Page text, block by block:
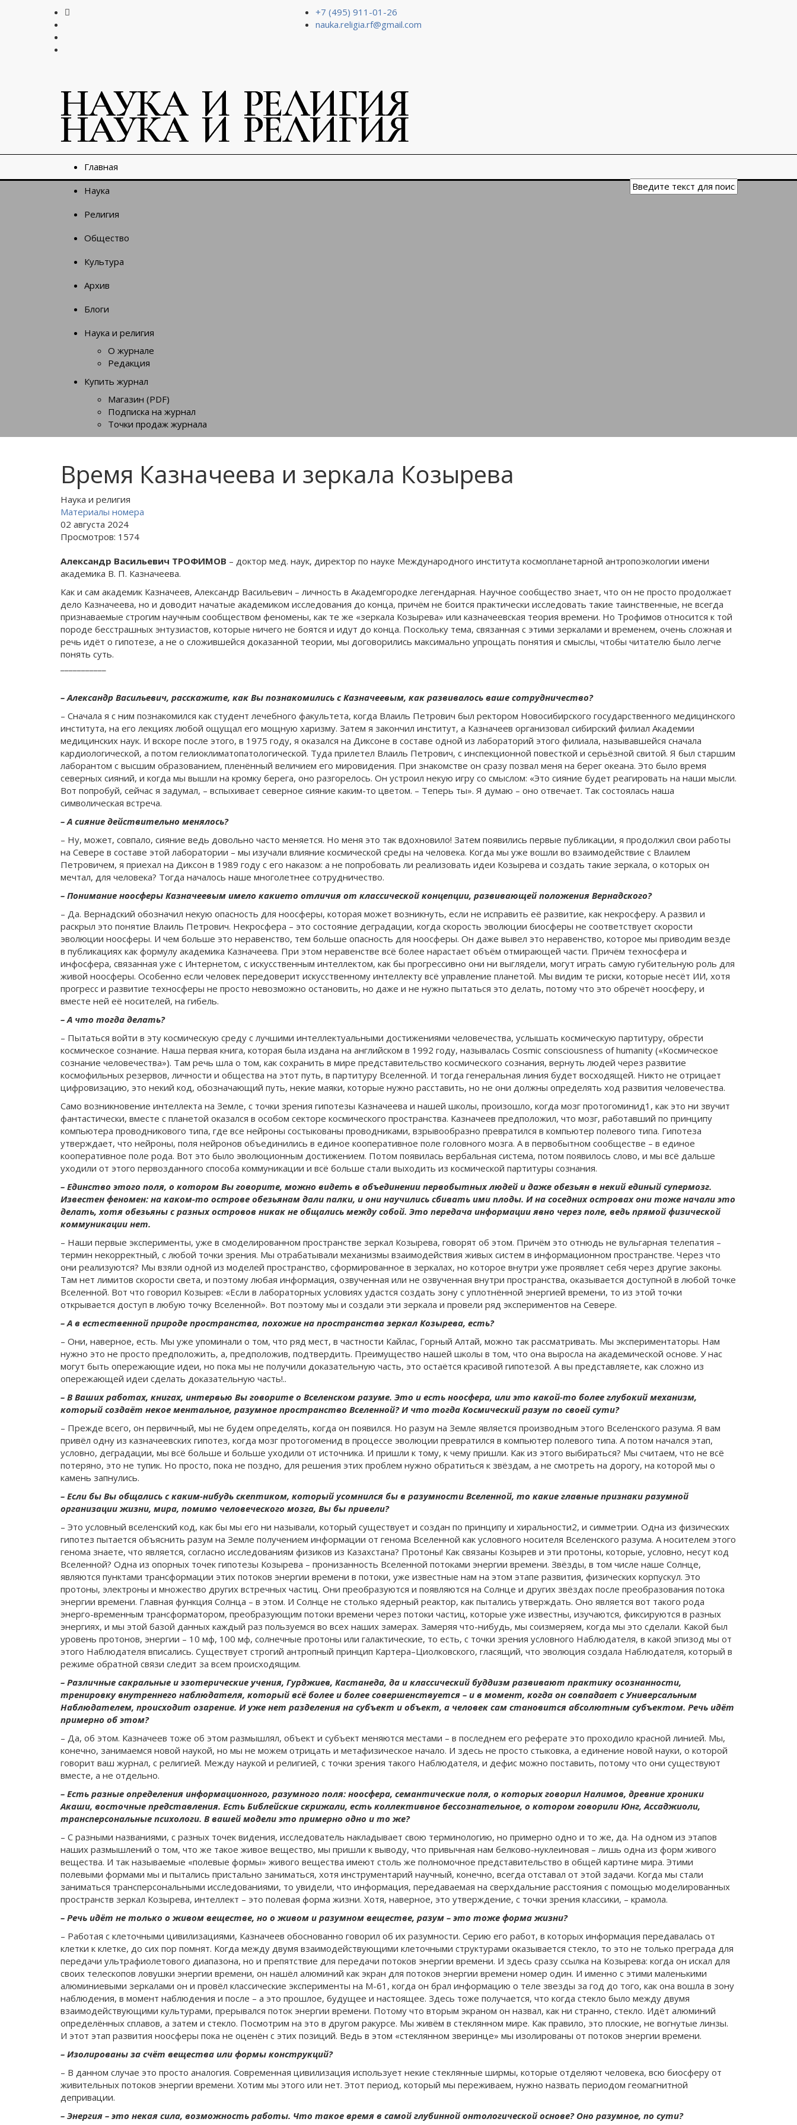
+7 (495) 911-01-26
nauka.religia.rf@gmail.com
Главная
Наука
Религия
Общество
Культура
Архив
Блоги
Наука и религия
О журнале
Редакция
Купить журнал
Магазин (PDF)
Подписка на журнал
Точки продаж журнала
Время Казначеева и зеркала Козырева
Наука и религия
Материалы номера
02 августа 2024
Просмотров: 1574
Александр Васильевич ТРОФИМОВ – доктор мед. наук, директор по науке Международного института космопланетарной антропоэкологии имени
академика В. П. Казначеева.
Как и сам академик Казначеев, Александр Васильевич – личность в Академгородке легендарная. Научное сообщество знает, что он не просто продолжает
дело Казначеева, но и доводит начатые академиком исследования до конца, причём не боится практически исследовать такие таинственные, не всегда
признаваемые строгим научным сообществом феномены, как те же «зеркала Козырева» или казначеевская теория времени. Но Трофимов относится к той
породе бесстрашных энтузиастов, которые ничего не боятся и идут до конца. Поскольку тема, связанная с этими зеркалами и временем, очень сложная и
речь идёт о гипотезе, а не о сложившейся доказанной теории, мы договорились максимально упрощать понятия и смыслы, чтобы читателю было легче
понять суть.
– Александр Васильевич, расскажите, как Вы познакомились с Казначеевым, как развивалось ваше сотрудничество?
– Сначала я с ним познакомился как студент лечебного факультета, когда Влаиль Петрович был ректором Новосибирского государственного медицинского
института, на его лекциях любой ощущал его мощную харизму. Затем я закончил институт, а Казначеев организовал сибирский филиал Академии
медицинских наук. И вскоре после этого, в 1975 году, я оказался на Диксоне в составе одной из лабораторий этого филиала, называвшейся сначала
кардиологической, а потом гелиоклиматопатологической. Туда прилетел Влаиль Петрович, с инспекционной повесткой и серьёзной свитой. Я был старшим
лаборантом с высшим образованием, пленённый величием его мировидения. При знакомстве он сразу позвал меня на берег океана. Это было время
северных сияний, и когда мы вышли на кромку берега, оно разгорелось. Он устроил некую игру со смыслом: «Это сияние будет реагировать на наши мысли.
Вот попробуй, сейчас я задумал, – вспыхивает северное сияние каким-то цветом. – Теперь ты». Я думаю – оно отвечает. Так состоялась наша
символическая встреча.
– А сияние действительно менялось?
– Ну, может, совпало, сияние ведь довольно часто меняется. Но меня это так вдохновило! Затем появились первые публикации, я продолжил свои работы
на Севере в составе этой лаборатории – мы изучали влияние космической среды на человека. Когда мы уже вошли во взаимодействие с Влаилем
Петровичем, я приехал на Диксон в 1989 году с его наказом: а не попробовать ли реализовать идеи Козырева и создать такие зеркала, о которых он
мечтал, для человека? Тогда началось наше многолетнее сотрудничество.
– Понимание ноосферы Казначеевым имело какието отличия от классической концепции, развивающей положения Вернадского?
– Да. Вернадский обозначил некую опасность для ноосферы, которая может возникнуть, если не исправить её развитие, как некросферу. А развил и
раскрыл это понятие Влаиль Петрович. Некросфера – это состояние деградации, когда скорость эволюции биосферы не соответствует скорости
эволюции ноосферы. И чем больше это неравенство, тем больше опасность для ноосферы. Он даже вывел это неравенство, которое мы приводим везде
в публикациях как формулу академика Казначеева. При этом неравенстве всё более нарастает объём отмирающей части. Причём техносфера и
инфосфера, связанная уже с Интернетом, с искусственным интеллектом, как бы прогрессивно они ни выглядели, могут играть самую губительную роль для
живой ноосферы. Особенно если человек передоверит искусственному интеллекту всё управление планетой. Мы видим те риски, которые несёт ИИ, хотя
прогресс и развитие техносферы не просто невозможно остановить, но даже и не нужно пытаться это делать, потому что это обречёт ноосферу, и
вместе ней её носителей, на гибель.
– А что тогда делать?
– Пытаться войти в эту космическую среду с лучшими интеллектуальными достижениями человечества, услышать космическую партитуру, обрести
космическое сознание. Наша первая книга, которая была издана на английском в 1992 году, называлась Cosmic consciousness of humanity («Космическое
сознание человечества»). Там речь шла о том, как сохранить в мире представительство космического сознания, вернуть людей через развитие
космофильных резервов, личности и общества на этот путь, в партитуру Вселенной. И тогда генеральная линия будет восходящей. Никто не отрицает
цифровизацию, это некий код, обозначающий путь, некие маяки, которые нужно расставить, но не они должны определять ход развития человечества.
Само возникновение интеллекта на Земле, с точки зрения гипотезы Казначеева и нашей школы, произошло, когда мозг протогоминид1, как это ни звучит
фантастически, вместе с планетой оказался в особом секторе космического пространства. Казначеев предположил, что мозг, работавший по принципу
компьютера проводникового типа, где все нейроны состыкованы проводниками, взрывообразно превратился в компьютер полевого типа. Гипотеза
утверждает, что нейроны, поля нейронов объединились в единое кооперативное поле головного мозга. А в первобытном сообществе – в единое
кооперативное поле рода. Вот это было эволюционным достижением. Потом появилась вербальная система, потом появилось слово, и мы всё дальше
уходили от этого первозданного способа коммуникации и всё больше стали выходить из космической партитуры сознания.
– Единство этого поля, о котором Вы говорите, можно видеть в объединении первобытных людей и даже обезьян в некий единый супермозг.
Известен феномен: на каком-то острове обезьянам дали палки, и они научились сбивать ими плоды. И на соседних островах они тоже начали это
делать, хотя обезьяны с разных островов никак не общались между собой. Это передача информации явно через поле, ведь прямой физической
коммуникации нет.
– Наши первые эксперименты, уже в смоделированном пространстве зеркал Козырева, говорят об этом. Причём это отнюдь не вульгарная телепатия –
термин некорректный, с любой точки зрения. Мы отрабатывали механизмы взаимодействия живых систем в информационном пространстве. Через что
они реализуются? Мы взяли одной из моделей пространство, сформированное в зеркалах, но которое внутри уже проявляет себя через другие законы.
Там нет лимитов скорости света, и поэтому любая информация, озвученная или не озвученная внутри пространства, оказывается доступной в любой точке
Вселенной. Вот что говорил Козырев: «Если в лабораторных условиях удастся создать зону с уплотнённой энергией времени, то из этой точки
открывается доступ в любую точку Вселенной». Вот поэтому мы и создали эти зеркала и провели ряд экспериментов на Севере.
– А в естественной природе пространства, похожие на пространства зеркал Козырева, есть?
– Они, наверное, есть. Мы уже упоминали о том, что ряд мест, в частности Кайлас, Горный Алтай, можно так рассматривать. Мы экспериментаторы. Нам
нужно это не просто предположить, а, предположив, подтвердить. Преимущество нашей школы в том, что она выросла на академической основе. У нас
могут быть опережающие идеи, но пока мы не получили доказательную часть, это остаётся красивой гипотезой. А вы представляете, как сложно из
опережающей идеи сделать доказательную часть!..
– В Ваших работах, книгах, интервью Вы говорите о Вселенском разуме. Это и есть ноосфера, или это какой-то более глубокий механизм,
который создаёт некое ментальное, разумное пространство Вселенной? И что тогда Космический разум по своей сути?
– Прежде всего, он первичный, мы не будем определять, когда он появился. Но разум на Земле является производным этого Вселенского разума. Я вам
привёл одну из казначеевских гипотез, когда мозг протогоменид в процессе эволюции превратился в компьютер полевого типа. А потом начался этап,
условно, деградации, мы всё больше и больше уходили от источника. И пришли к тому, к чему пришли. Как из этого выбираться? Мы считаем, что не всё
потеряно, это не тупик. Но просто, пока не поздно, для решения этих проблем нужно обратиться к звёздам, а не смотреть на дорогу, на которой мы о
камень запнулись.
– Если бы Вы общались с каким-нибудь скептиком, который усомнился бы в разумности Вселенной, то какие главные признаки разумной
организации жизни, мира, помимо человеческого мозга, Вы бы привели?
– Это условный вселенский код, как бы мы его ни называли, который существует и создан по принципу и хиральности2, и симметрии. Одна из физических
гипотез пытается объяснить разум на Земле получением информации от генома Вселенной как условного носителя Вселенского разума. А носителем этого
генома знаете, что является, согласно исследованиям физиков из Казахстана? Протоны! Как связаны Козырев и эти протоны, которые, условно, несут код
Вселенной? Одна из опорных точек гипотезы Козырева – пронизанность Вселенной потоками энергии времени. Звёзды, в том числе наше Солнце,
являются пунктами трансформации этих потоков энергии времени в потоки, уже известные нам на этом этапе развития, физических корпускул. Это
протоны, электроны и множество других встречных частиц. Они преобразуются и появляются на Солнце и других звёздах после преобразования потока
энергии времени. Главная функция Солнца – в этом. И Солнце не столько ядерный реактор, как пытались утверждать. Оно является вот такого рода
энерго-временным трансформатором, преобразующим потоки времени через потоки частиц, которые уже известны, изучаются, фиксируются в разных
энергиях, и мы этой базой данных каждый раз пользуемся во всех наших замерах. Замеряя что-нибудь, мы соизмеряем, когда мы это сделали. Какой был
уровень протонов, энергии – 10 мф, 100 мф, солнечные протоны или галактические, то есть, с точки зрения условного Наблюдателя, в какой эпизод мы от
этого Наблюдателя вписались. Существует строгий антропный принцип Картера–Циолковского, гласящий, что эволюция создала Наблюдателя, который в
режиме обратной связи следит за всем происходящим.
– Различные сакральные и эзотерические учения, Гурджиев, Кастанеда, да и классический буддизм развивают практику осознанности,
тренировку внутреннего наблюдателя, который всё более и более совершенствуется – и в момент, когда он совпадает с Универсальным
Наблюдателем, происходит озарение. И уже нет разделения на субъект и объект, а человек сам становится абсолютным субъектом. Речь идёт
примерно об этом?
– Да, об этом. Казначеев тоже об этом размышлял, объект и субъект меняются местами – в последнем его реферате это проходило красной линией. Мы,
конечно, занимаемся новой наукой, но мы не можем отрицать и метафизическое начало. И здесь не просто стыковка, а единение новой науки, о которой
говорит ваш журнал, с религией. Между наукой и религией, с точки зрения такого Наблюдателя, и дефис можно поставить, потому что они существуют
вместе, а не отдельно.
– Есть разные определения информационного, разумного поля: ноосфера, семантические поля, о которых говорил Налимов, древние хроники
Акаши, восточные представления. Есть Библейские скрижали, есть коллективное бессознательное, о котором говорили Юнг, Ассаджиоли,
трансперсональные психологи. В вашей модели это примерно одно и то же?
– С разными названиями, с разных точек видения, исследователь накладывает свою терминологию, но примерно одно и то же, да. На одном из этапов
наших размышлений о том, что же такое живое вещество, мы пришли к выводу, что привычная нам белково-нуклеиновая – лишь одна из форм живого
вещества. И так называемые «полевые формы» живого вещества имеют столь же полномочное представительство в общей картине мира. Этими
полевыми формами мы и пытались пристально заниматься, хотя инструментарий научный, конечно, всегда отставал от этой задачи. Когда мы стали
заниматься трансперсональными исследованиями, то увидели, что информация, передаваемая на сверхдальние расстояния с помощью моделированных
пространств зеркал Козырева, интеллект – это полевая форма жизни. Хотя, наверное, это утверждение, с точки зрения классики, – крамола.
– Речь идёт не только о живом веществе, но о живом и разумном веществе, разум – это тоже форма жизни?
– Работая с клеточными цивилизациями, Казначеев обоснованно говорил об их разумности. Серию его работ, в которых информация передавалась от
клетки к клетке, до сих пор помнят. Когда между двумя взаимодействующими клеточными структурами оказывается стекло, то это не только преграда для
передачи ультрафиолетового диапазона, но и препятствие для передачи потоков энергии времени. И здесь сразу ссылка на Козырева: когда он искал для
своих телескопов ловушки энергии времени, он нашёл алюминий как экран для потоков энергии времени номер один. И именно с этими маленькими
алюминиевыми зеркалами он и провёл классические эксперименты на М-61, когда он брал информацию о теле звезды за год до того, как она вошла в зону
наблюдения, в момент наблюдения и после – а это прошлое, будущее и настоящее. Здесь тоже получается, что когда стекло было между двумя
взаимодействующими культурами, прерывался поток энергии времени. Потому что вторым экраном он назвал, как ни странно, стекло. Идёт алюминий
определённых сплавов, а затем и стекло. Посмотрим на это в другом ракурсе. Мы живём в стеклянном мире. Как правило, это плоские, не вогнутые линзы.
И этот этап развития ноосферы пока не оценён с этих позиций. Ведь в этом «стеклянном зверинце» мы изолированы от потоков энергии времени.
– Изолированы за счёт вещества или формы конструкций?
– В данном случае это просто аналогия. Современная цивилизация использует некие стеклянные ширмы, которые отделяют человека, всю биосферу от
живительных потоков энергии времени. Хотим мы этого или нет. Этот период, который мы переживаем, нужно назвать периодом геомагнитной
депривации.
– Энергия – это некая сила, возможность работы. Что такое время в самой глубинной онтологической основе? Оно разумное, по сути?